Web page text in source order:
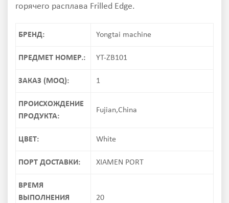
горячего расплава Frilled Edge.
БРЕНД: Yongtai machine
ПРЕДМЕТ НОМЕР.: YT-ZB101
ЗАКАЗ (MOQ): 1
ПРОИСХОЖДЕНИЕ
ПРОДУКТА:
Fujian,China
ЦВЕТ: White
ПОРТ ДОСТАВКИ: XIAMEN PORT
ВРЕМЯ
ВЫПОЛНЕНИЯ
20